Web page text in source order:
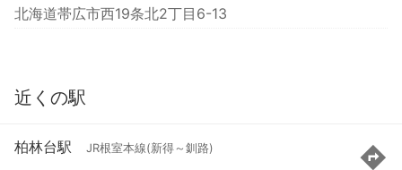
北海道帯広市西19条北2丁目6-13
近くの駅
柏林台駅 JR根室本線(新得～釧路)